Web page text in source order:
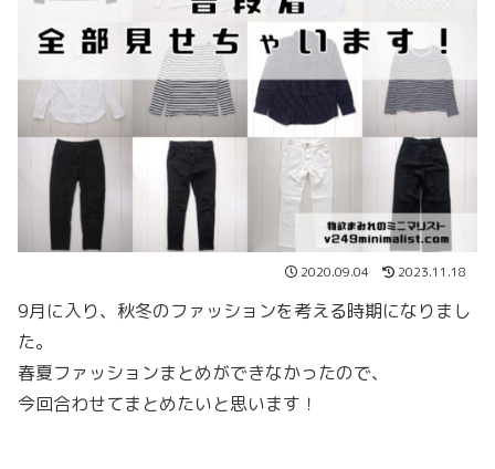
2020.09.04 2023.11.18
9月に入り、秋冬のファッションを考える時期になりまし
た。
春夏ファッションまとめができなかったので、
今回合わせてまとめたいと思います！